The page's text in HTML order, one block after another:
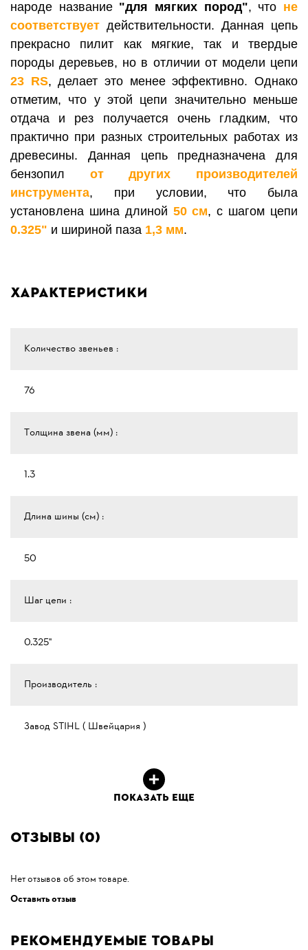
народе название "для мягких пород", что не
соответствует действительности. Данная цепь
прекрасно пилит как мягкие, так и твердые
породы деревьев, но в отличии от модели цепи
23 RS, делает это менее эффективно. Однако
отметим, что у этой цепи значительно меньше
отдача и рез получается очень гладким, что
практично при разных строительных работах из
древесины. Данная цепь предназначена для
бензопил от других производителей
инструмента, при условии, что была
установлена шина длиной 50 см, с шагом цепи
0.325" и шириной паза 1,3 мм.
Характеристики
Количество звеньев :
76
Толщина звена (мм) :
1.3
Длина шины (см) :
50
Шаг цепи :
0.325"
Производитель :
Завод STIHL ( Швейцария )
ПОКАЗАТЬ ЕЩЕ
Отзывы (0)
Нет отзывов об этом товаре.
Оставить отзыв
Рекомендуемые товары